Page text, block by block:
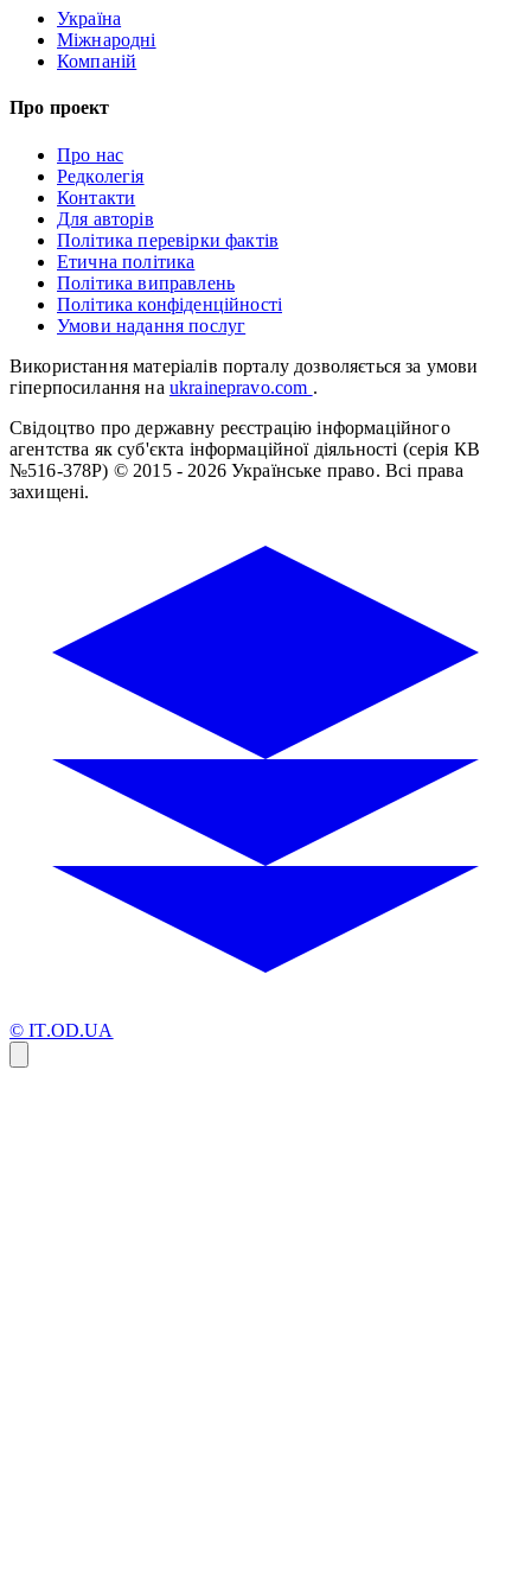
Україна
Міжнародні
Компаній
Про проект
Про нас
Редколегія
Контакти
Для авторів
Політика перевірки фактів
Етична політика
Політика виправлень
Політика конфіденційності
Умови надання послуг
Використання матеріалів порталу дозволяється за умови
гіперпосилання на ukrainepravo.com .
Свідоцтво про державну реєстрацію інформаційного
агентства як суб'єкта інформаційної діяльності (серія КВ
№516-378Р) © 2015 - 2026 Українське право. Всі права
захищені.
© IT.OD.UA